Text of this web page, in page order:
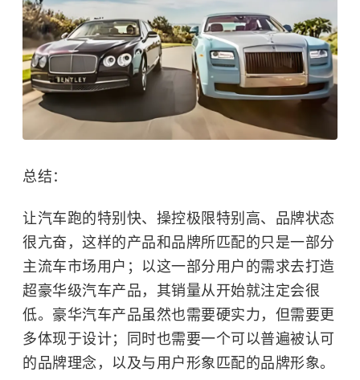
总结：
让汽车跑的特别快、操控极限特别高、品牌状态
很亢奋，这样的产品和品牌所匹配的只是一部分
主流车市场用户；以这一部分用户的需求去打造
超豪华级汽车产品，其销量从开始就注定会很
低。豪华汽车产品虽然也需要硬实力，但需要更
多体现于设计；同时也需要一个可以普遍被认可
的品牌理念，以及与用户形象匹配的品牌形象。